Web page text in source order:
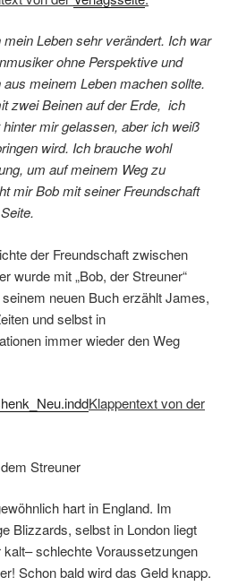
neuen Buch erzählt James,
und selbst in
immer wieder den Weg
Klappentext von der
Streuner
hart in England. Im
Blizzards, selbst in London liegt
schlechte Voraussetzungen
Schon bald wird das Geld knapp.
und spürbar in
vorweihnachtlich erleuchtete
zu bezahlen. Ganz zu
das er eigentlich noch nie
Klappentext von
In dem Wunsch, neu